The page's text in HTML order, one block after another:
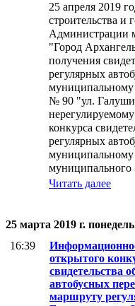
25 апреля 2019
строительства и
Администрации
"Город
получения
регулярных
муниципальному
№ 90 "ул.
конкурса
регулярных
муниципального
Читать далее
25 марта 2019 г.
16:39
открытого
свидетельства
автобусных
маршруту